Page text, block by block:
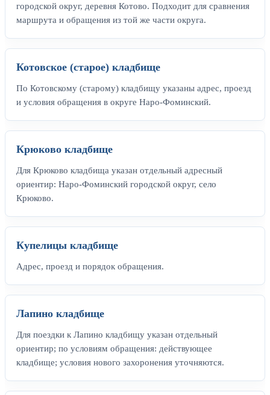
городской округ, деревня Котово. Подходит для сравнения
маршрута и обращения из той же части округа.
Котовское (старое) кладбище
По Котовскому (старому) кладбищу указаны адрес, проезд
и условия обращения в округе Наро-Фоминский.
Крюково кладбище
Для Крюково кладбища указан отдельный адресный
ориентир: Наро-Фоминский городской округ, село
Крюково.
Купелицы кладбище
Адрес, проезд и порядок обращения.
Лапино кладбище
Для поездки к Лапино кладбищу указан отдельный
ориентир; по условиям обращения: действующее
кладбище; условия нового захоронения уточняются.